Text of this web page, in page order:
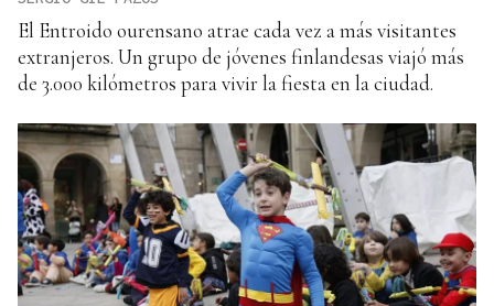
El Entroido ourensano atrae cada vez a más visitantes
extranjeros. Un grupo de jóvenes finlandesas viajó más
de 3.000 kilómetros para vivir la fiesta en la ciudad.